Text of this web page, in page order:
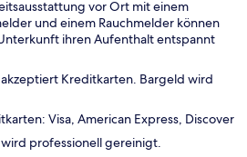
vor Ort mit einem
und einem Rauchmelder können
ihren Aufenthalt entspannt
Kreditkarten. Bargeld wird
Visa, American Express, Discover
professionell gereinigt.